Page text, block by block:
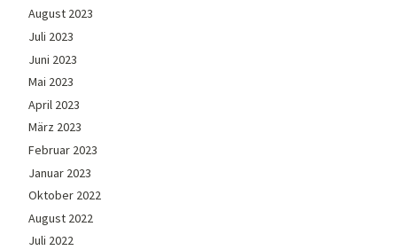
August 2023
Juli 2023
Juni 2023
Mai 2023
April 2023
März 2023
Februar 2023
Januar 2023
Oktober 2022
August 2022
Juli 2022